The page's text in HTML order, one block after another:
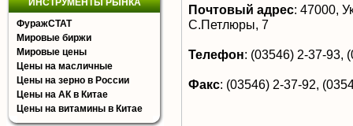
ИНСТРУМЕНТЫ РЫНКА
ФуражСТАТ
Мировые биржи
Мировые цены
Цены на масличные
Цены на зерно в России
Цены на АК в Китае
Цены на витамины в Китае
Почтовый адрес: 47000,
С.Петлюры, 7
Телефон: (03546) 2-37-93,
Факс: (03546) 2-37-92,